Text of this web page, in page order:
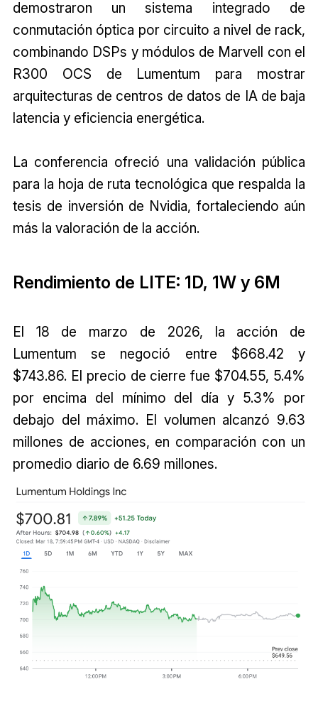
demostraron un sistema integrado de
conmutación óptica por circuito a nivel de rack,
combinando DSPs y módulos de Marvell con el
R300 OCS de Lumentum para mostrar
arquitecturas de centros de datos de IA de baja
latencia y eficiencia energética.
La conferencia ofreció una validación pública
para la hoja de ruta tecnológica que respalda la
tesis de inversión de Nvidia, fortaleciendo aún
más la valoración de la acción.
Rendimiento de LITE: 1D, 1W y 6M
El 18 de marzo de 2026, la acción de
Lumentum se negoció entre $668.42 y
$743.86. El precio de cierre fue $704.55, 5.4%
por encima del mínimo del día y 5.3% por
debajo del máximo. El volumen alcanzó 9.63
millones de acciones, en comparación con un
promedio diario de 6.69 millones.